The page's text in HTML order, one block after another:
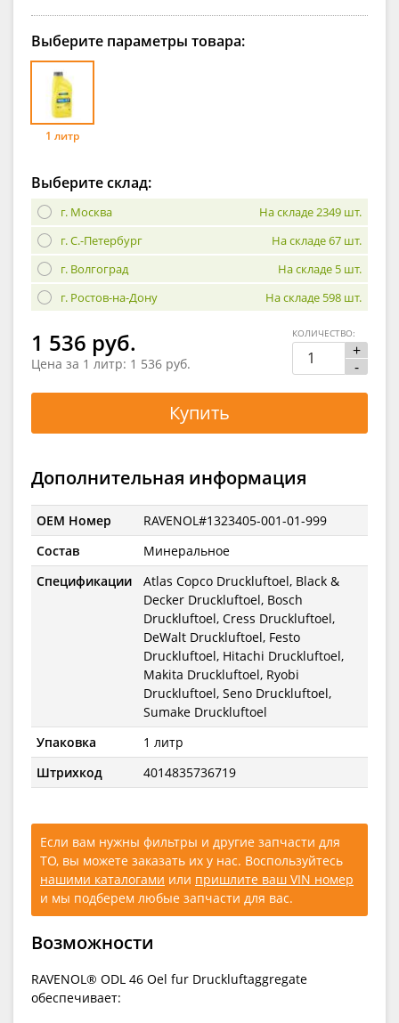
Выберите параметры товара:
1 литр
Выберите склад:
г. Москва
На складе 2349 шт.
г. С.-Петербург
На складе 67 шт.
г. Волгоград
На складе 5 шт.
г. Ростов-на-Дону
На складе 598 шт.
1 536 руб.
Цена за 1 литр: 1 536 руб.
+
-
КОЛИЧЕСТВО:
Купить
Дополнительная информация
OEM Номер
RAVENOL#1323405-001-01-999
Состав
Минеральное
Спецификации
Atlas Copco Druckluftoel, Black &
Decker Druckluftoel, Bosch
Druckluftoel, Cress Druckluftoel,
DeWalt Druckluftoel, Festo
Druckluftoel, Hitachi Druckluftoel,
Makita Druckluftoel, Ryobi
Druckluftoel, Seno Druckluftoel,
Sumake Druckluftoel
Упаковка
1 литр
Штрихкод
4014835736719
Если вам нужны фильтры и другие запчасти для
ТО, вы можете заказать их у нас. Воспользуйтесь
нашими каталогами или пришлите ваш VIN номер
и мы подберем любые запчасти для вас.
Возможности
RAVENOL® ODL 46 Oel fur Druckluftaggregate
обеспечивает: